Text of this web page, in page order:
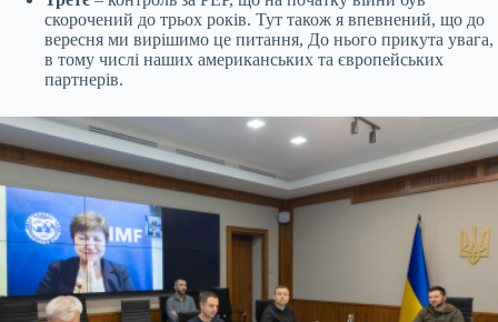
скорочений до трьох років. Тут також я впевнений, що до
вересня ми вирішимо це питання, До нього прикута увага,
в тому числі наших американських та європейських
партнерів.